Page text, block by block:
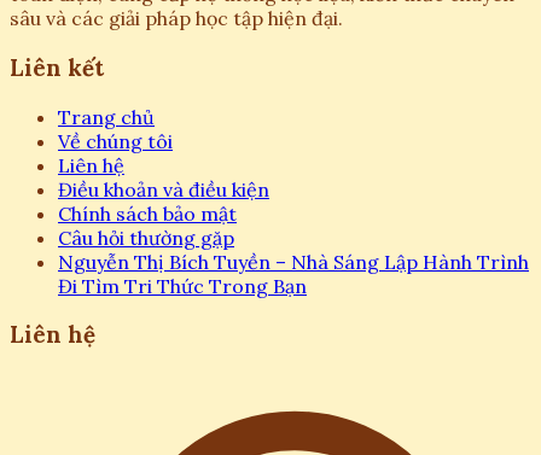
sâu và các giải pháp học tập hiện đại.
Liên kết
Trang chủ
Về chúng tôi
Liên hệ
Điều khoản và điều kiện
Chính sách bảo mật
Câu hỏi thường gặp
Nguyễn Thị Bích Tuyền – Nhà Sáng Lập Hành Trình
Đi Tìm Tri Thức Trong Bạn
Liên hệ